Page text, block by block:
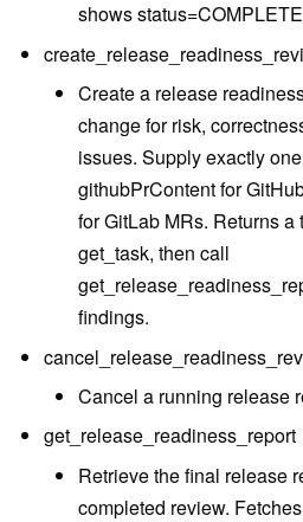
shows
Create a release
change for risk,
issues. Supply exactly
githubPrContent for
for GitLab MRs. Returns
get_task, then call
findings.
Cancel a running release
get_release_readiness_report
Retrieve the final release
completed review.